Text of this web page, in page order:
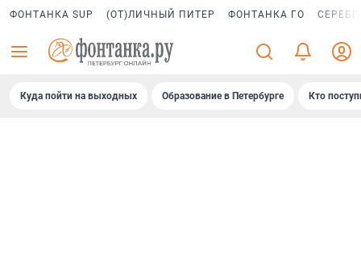
ФОНТАНКА SUP (ОТ)ЛИЧНЫЙ ПИТЕР ФОНТАНКА ГО
Куда пойти на выходных Образование в Петербурге Кто